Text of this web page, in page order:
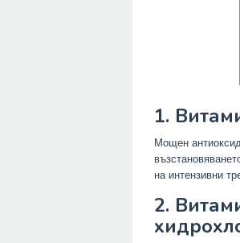
1.
Мощен
на интензивни
2.